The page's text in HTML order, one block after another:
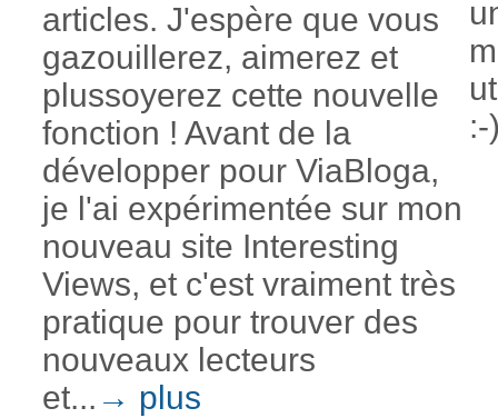
articles. J'espère que vous
gazouillerez, aimerez et
plussoyerez cette nouvelle
fonction ! Avant de la
développer pour ViaBloga,
je l'ai expérimentée sur mon
nouveau site Interesting
Views, et c'est vraiment très
pratique pour trouver des
nouveaux lecteurs
et... → plus
:-